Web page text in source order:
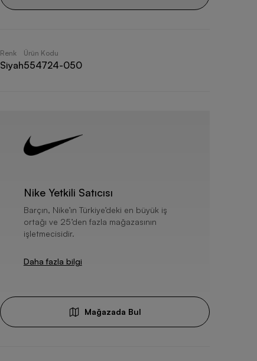
Renk
Siyah
Ürün Kodu
554724-050
Nike Yetkili Satıcısı
Barçın, Nike’ın Türkiye’deki en büyük iş
ortağı ve 25’den fazla mağazasının
işletmecisidir.
Daha fazla bilgi
Mağazada Bul